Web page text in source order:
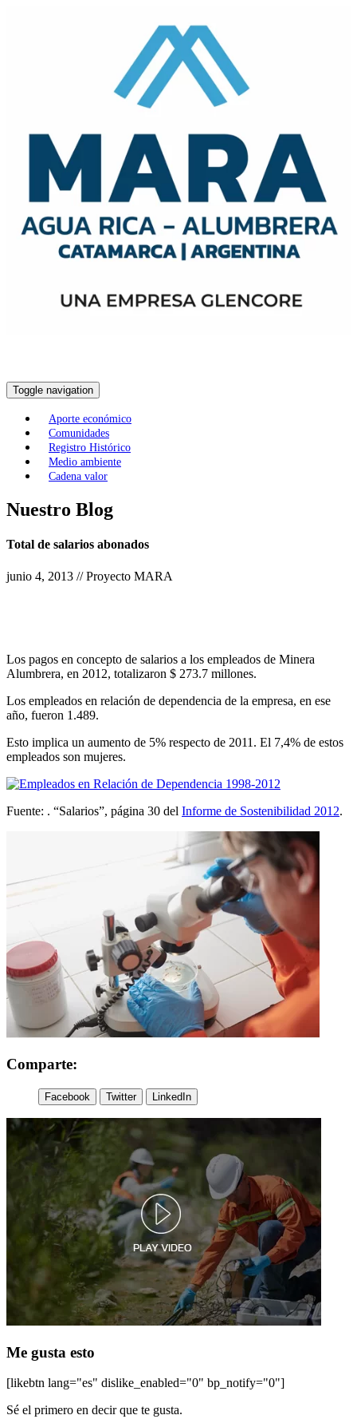
Toggle navigation
Aporte económico
Comunidades
Registro Histórico
Medio ambiente
Cadena valor
Nuestro Blog
Total de salarios abonados
junio 4, 2013 // Proyecto MARA
Los pagos en concepto de salarios a los empleados de Minera
Alumbrera, en 2012, totalizaron $ 273.7 millones.
Los empleados en relación de dependencia de la empresa, en ese
año, fueron 1.489.
Esto implica un aumento de 5% respecto de 2011. El 7,4% de estos
empleados son mujeres.
Fuente: . “Salarios”, página 30 del Informe de Sostenibilidad 2012.
Comparte:
Facebook Twitter LinkedIn
Me gusta esto
[likebtn lang="es" dislike_enabled="0" bp_notify="0"]
Sé el primero en decir que te gusta.